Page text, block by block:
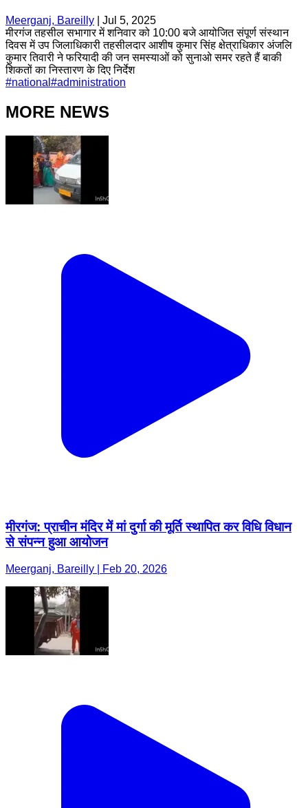
Meerganj, Bareilly
Jul 5, 2025
मीरगंज तहसील सभागार में शनिवार को 10:00 बजे आयोजित संपूर्ण संस्थान
दिवस में उप जिलाधिकारी तहसीलदार आशीष कुमार सिंह क्षेत्राधिकार अंजलि
कुमार तिवारी ने फरियादी की जन समस्याओं को सुनाओ समर रहते हैं बाकी
शिकतों का निस्तारण के दिए निर्देश
#national #administration
MORE NEWS
मीरगंज: प्राचीन मंदिर में मां दुर्गा की मूर्ति स्थापित कर विधि विधान
से संपन्न हुआ आयोजन
Meerganj, Bareilly | Feb 20, 2026